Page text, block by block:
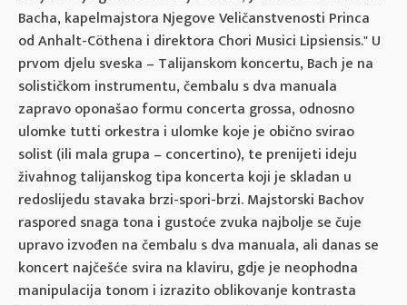
Bacha, kapelmajstora Njegove Veličanstvenosti Princa
od Anhalt-Cöthena i direktora Chori Musici Lipsiensis." U
prvom djelu sveska – Talijanskom koncertu, Bach je na
solističkom instrumentu, čembalu s dva manuala
zapravo oponašao formu concerta grossa, odnosno
ulomke tutti orkestra i ulomke koje je obično svirao
solist (ili mala grupa – concertino), te prenijeti ideju
živahnog talijanskog tipa koncerta koji je skladan u
redoslijedu stavaka brzi-spori-brzi. Majstorski Bachov
raspored snaga tona i gustoće zvuka najbolje se čuje
upravo izvođen na čembalu s dva manuala, ali danas se
koncert najčešće svira na klaviru, gdje je neophodna
manipulacija tonom i izrazito oblikovanje kontrasta